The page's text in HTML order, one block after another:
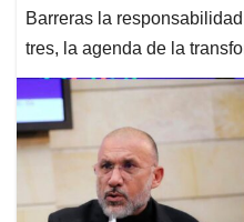
Barreras la
tres, la agenda de la